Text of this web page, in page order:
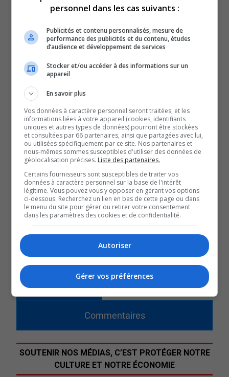
Nathalie Levesque, déplore les délais en lien avec les
demandes auprès des établissements de santé qui
touchent l’embauche au niveau des soins.
La FIQ a aussi l’impression que les réalités de la région
en lien avec le recrutement ne sont pas prises en
considération.
Cependant, des avancées ont été réalisées par la FIQ-
SISSAT pour permettre de combler des postes pour être
en mesure d’offrir des services.
Et ces initiatives ont déjà porté fruit, comme l’explique
Jean-Sébastien Blais.
Santé Québec et le CISSS-AT n’avaient toujours pas réagi
par courriel à nos demandes.
La FIQ mentionne qu’elle tentera de rentrer
en communication avec Santé Québec au cours des
prochaines semaines, dans le but de faire avancer les
choses.
Commentaires
SOUTENIR NOS MÉDIAS, C’EST PROTÉGER NOTRE
CULTURE ET NOTRE ÉCONOMIE
personnel dans les cas suivants :
Publicités et contenu personnalisés, mesure de
performance des publicités et du contenu, études
d’audience et développement de services
Stocker et/ou accéder à des informations sur un
appareil
En savoir plus
Vos données à caractère personnel seront traitées, et les
informations liées à votre appareil (cookies, identifiants
uniques et autres types de données) pourront être stockées
et consultées par 66 partenaires, ainsi que partagées avec lui,
ou utilisées spécifiquement par ce site. Nos partenaires et
nous-mêmes sommes susceptibles d'utiliser des données de
géolocalisation précises. Liste des partenaires.
Certains fournisseurs sont susceptibles de traiter vos
données à caractère personnel sur la base de l'intérêt
légitime. Vous pouvez vous y opposer en gérant vos options
ci-dessous. Recherchez un lien en bas de cette page ou dans
le menu du site pour gérer ou retirer votre consentement
dans les paramètres des cookies et de confidentialité.
Autoriser
Gérer vos préférences